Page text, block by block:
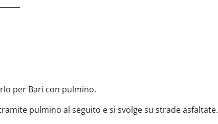
per Bari con pulmino.
pulmino al seguito e si svolge su strade asfaltate.